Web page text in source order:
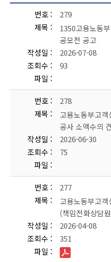
번호
279
제목
1350고용노동
공모전 공고
작성일
2026-07-08
조회수
93
파일
번호
278
제목
고용노동부고
공사 소액수의
작성일
2026-06-30
조회수
75
파일
번호
277
제목
고용노동부고
(책임전화상담
작성일
2026-04-08
조회수
351
파일